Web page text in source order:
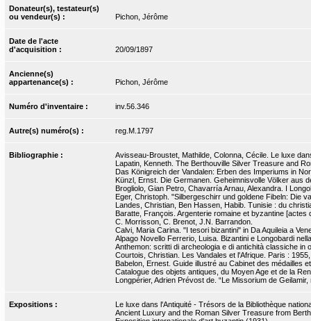
Donateur(s), testateur(s)
ou vendeur(s) :
Pichon, Jérôme
Date de l'acte
d'acquisition :
20/09/1897
Ancienne(s)
appartenance(s) :
Pichon, Jérôme
Numéro d'inventaire : inv.56.346
Autre(s) numéro(s) : reg.M.1797
Bibliographie :
Avisseau-Broustet, Mathilde, Colonna, Cécile. Le luxe
Lapatin, Kenneth. The Berthouville Silver Treasure and
Das Königreich der Vandalen: Erben des Imperiums in
Künzl, Ernst. Die Germanen. Geheimnisvolle Völker aus
Brogliolo, Gian Petro, Chavarría Arnau, Alexandra. I
Eger, Christoph. "Silbergeschirr und goldene Fibeln: Die
Landes, Christian, Ben Hassen, Habib. Tunisie : du
Baratte, François. Argenterie romaine et byzantine
C. Morrisson, C. Brenot, J.N. Barrandon.
Calvi, Maria Carina. "I tesori bizantini" in Da Aquileia a
Alpago Novello Ferrerio, Luisa. Bizantini e Longobardi
Anthemon: scritti di archeologia e di antichità classiche in
Courtois, Christian. Les Vandales et l'Afrique. Paris : 1955,
Babelon, Ernest. Guide illustré au Cabinet des médailles
Catalogue des objets antiques, du Moyen Age et de la
Longpérier, Adrien Prévost de. “Le Missorium de
Expositions :
Le luxe dans l'Antiquité - Trésors de la Bibliothèque
Ancient Luxury and the Roman Silver Treasure from